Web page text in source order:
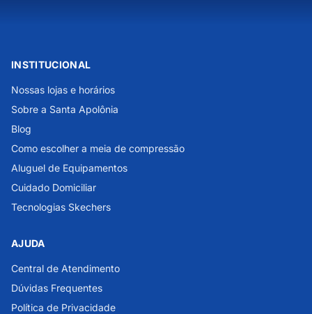
INSTITUCIONAL
Nossas lojas e horários
Sobre a Santa Apolônia
Blog
Como escolher a meia de compressão
Aluguel de Equipamentos
Cuidado Domiciliar
Tecnologias Skechers
AJUDA
Central de Atendimento
Dúvidas Frequentes
Política de Privacidade